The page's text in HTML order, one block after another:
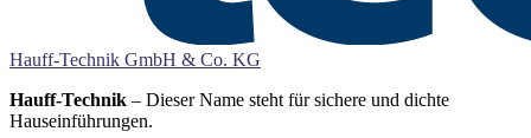
Hauff-Technik GmbH & Co. KG
Hauff-Technik – Dieser Name steht für sichere und dichte
Hauseinführungen.